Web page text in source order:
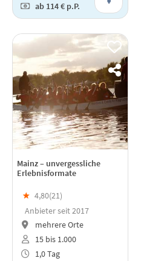
ab114 € p.P.
Mainz – unvergessliche
Erlebnisformate
★ 4,80(21)
Anbieter seit 2017
mehrere Orte
15 bis 1.000
1,0 Tag